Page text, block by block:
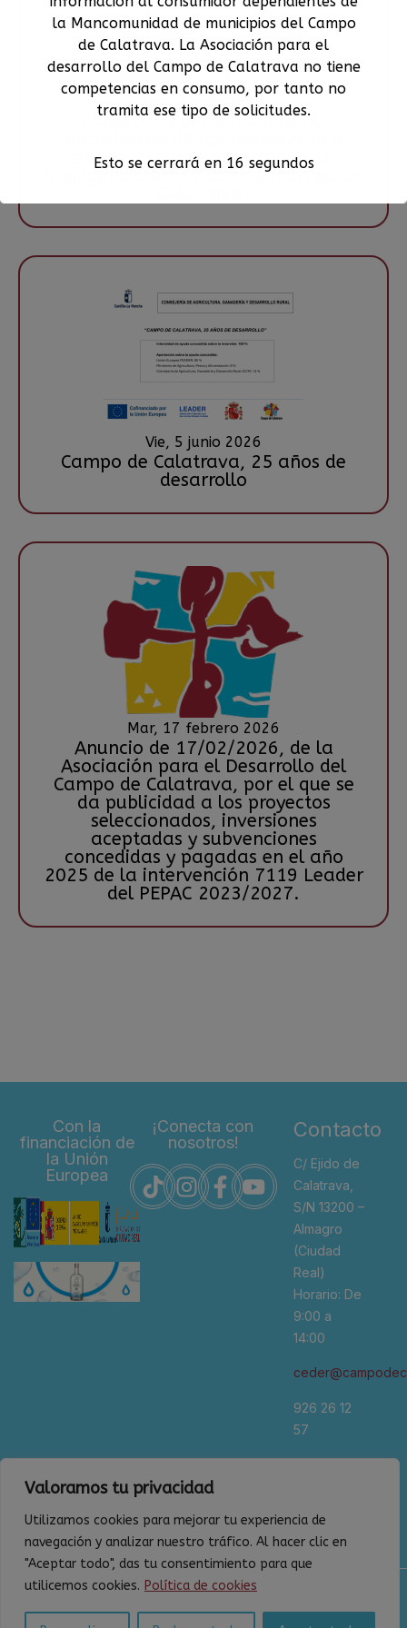
Valoramos tu privacidad
Utilizamos cookies para mejorar tu experiencia de
navegación y analizar nuestro tráfico. Al hacer clic en
"Aceptar todo", das tu consentimiento para que
utilicemos cookies. Política de cookies
Lun, 8 junio 2026
Conecta tu comarca a la IA:
apoyo a la implantación de la
Inteligencia Artificial en el Campo de
Vie, 5 junio 2026
Campo de Calatrava, 25 años de
desarrollo
Mar, 17 febrero 2026
Anuncio de 17/02/2026, de la
Asociación para el Desarrollo del
Campo de Calatrava, por el que se
da publicidad a los proyectos
seleccionados, inversiones
aceptadas y subvenciones
concedidas y pagadas en el año
2025 de la intervención 7119 Leader
del PEPAC 2023/2027.
Con la
financiación de
la Unión
Europea
¡Conecta con
nosotros!
Contacto
C/ Ejido de
Calatrava,
S/N 13200 –
Almagro
(Ciudad
Real)
Horario: De
9:00 a
14:00
926 26 12
57
la Mancomunidad de municipios del Campo
de Calatrava. La Asociación para el
desarrollo del Campo de Calatrava no tiene
competencias en consumo, por tanto no
tramita ese tipo de solicitudes.
Esto se cerrará en 16 segundos